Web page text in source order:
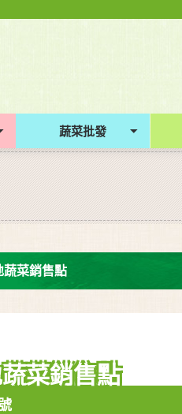
蔬菜批發
蔬菜銷售點
菜銷售點